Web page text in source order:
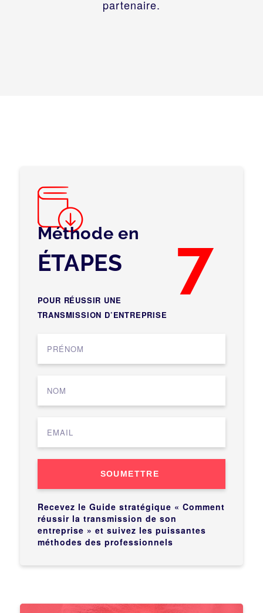
partenaire.
Méthode en 7
ÉTAPES
POUR RÉUSSIR UNE
TRANSMISSION D’ENTREPRISE
SOUMETTRE
Recevez le Guide stratégique « Comment
réussir la transmission de son
entreprise » et suivez les puissantes
méthodes des professionnels